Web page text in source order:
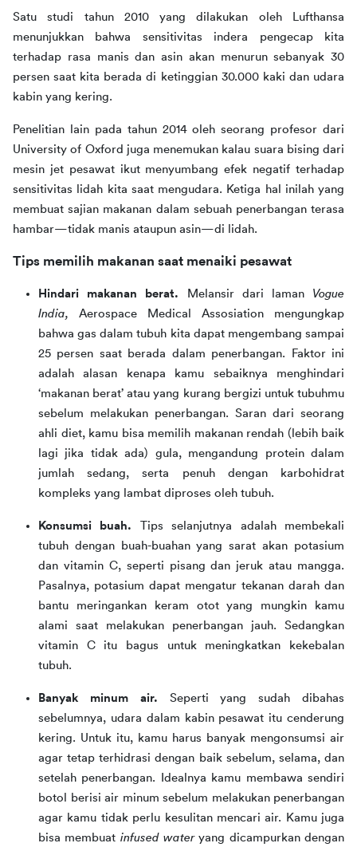
Satu studi tahun 2010 yang dilakukan oleh Lufthansa
menunjukkan bahwa sensitivitas indera pengecap kita
terhadap rasa manis dan asin akan menurun sebanyak 30
persen saat kita berada di ketinggian 30.000 kaki dan udara
kabin yang kering.
Penelitian lain pada tahun 2014 oleh seorang profesor dari
University of Oxford juga menemukan kalau suara bising dari
mesin jet pesawat ikut menyumbang efek negatif terhadap
sensitivitas lidah kita saat mengudara. Ketiga hal inilah yang
membuat sajian makanan dalam sebuah penerbangan terasa
hambar—tidak manis ataupun asin—di lidah.
Tips memilih makanan saat menaiki pesawat
Hindari makanan berat. Melansir dari laman Vogue
India, Aerospace Medical Assosiation mengungkap
bahwa gas dalam tubuh kita dapat mengembang sampai
25 persen saat berada dalam penerbangan. Faktor ini
adalah alasan kenapa kamu sebaiknya menghindari
‘makanan berat’ atau yang kurang bergizi untuk tubuhmu
sebelum melakukan penerbangan. Saran dari seorang
ahli diet, kamu bisa memilih makanan rendah (lebih baik
lagi jika tidak ada) gula, mengandung protein dalam
jumlah sedang, serta penuh dengan karbohidrat
kompleks yang lambat diproses oleh tubuh.
Konsumsi buah.
Tips selanjutnya adalah membekali
tubuh dengan buah-buahan yang sarat akan potasium
dan vitamin C, seperti pisang dan jeruk atau mangga.
Pasalnya, potasium dapat mengatur tekanan darah dan
bantu meringankan keram otot yang mungkin kamu
alami saat melakukan penerbangan jauh. Sedangkan
vitamin C itu bagus untuk meningkatkan kekebalan
tubuh.
Banyak minum air. Seperti yang sudah dibahas
sebelumnya, udara dalam kabin pesawat itu cenderung
kering. Untuk itu, kamu harus banyak mengonsumsi air
agar tetap terhidrasi dengan baik sebelum, selama, dan
setelah penerbangan. Idealnya kamu membawa sendiri
botol berisi air minum sebelum melakukan penerbangan
agar kamu tidak perlu kesulitan mencari air. Kamu juga
bisa membuat infused wateryang dicampurkan dengan